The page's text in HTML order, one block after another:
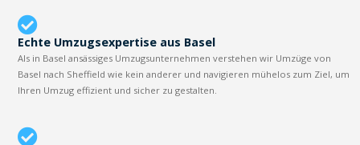
Echte Umzugsexpertise aus Basel
Als in Basel ansässiges Umzugsunternehmen verstehen wir Umzüge von
Basel nach Sheffield wie kein anderer und navigieren mühelos zum Ziel, um
Ihren Umzug effizient und sicher zu gestalten.